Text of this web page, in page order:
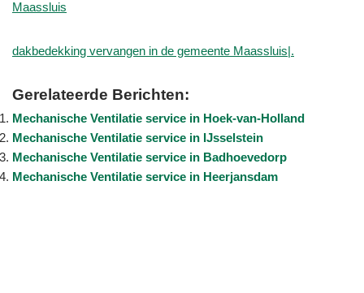
Maassluis
dakbedekking vervangen in de gemeente Maassluis|.
Gerelateerde Berichten:
Mechanische Ventilatie service in Hoek-van-Holland
Mechanische Ventilatie service in IJsselstein
Mechanische Ventilatie service in Badhoevedorp
Mechanische Ventilatie service in Heerjansdam